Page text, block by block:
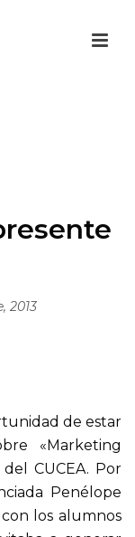
2013
de estar
«Marketing
CUCEA. Por
Penélope
los alumnos